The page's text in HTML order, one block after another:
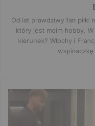
Od lat prawdziwy fan piłki
który jest moim hobby.
kierunek? Włochy i